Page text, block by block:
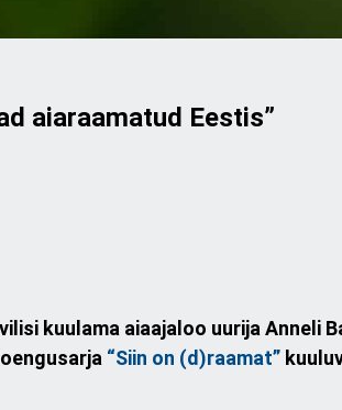
aiaraamatud Eestis”
kuulama aiaajaloo uurija Anneli
“Siin on (d)raamat”